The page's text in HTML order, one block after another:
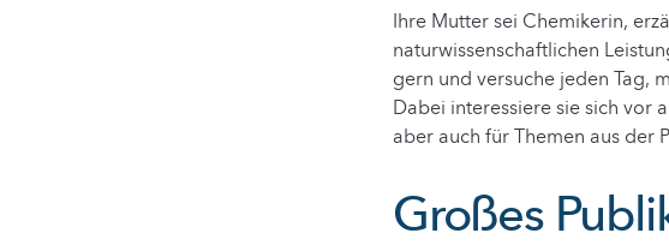
Ihre Mutter sei Chemikerin,
naturwissenschaftlichen
gern und versuche jeden Tag,
Dabei interessiere sie sich vor
aber auch für Themen aus der
Großes